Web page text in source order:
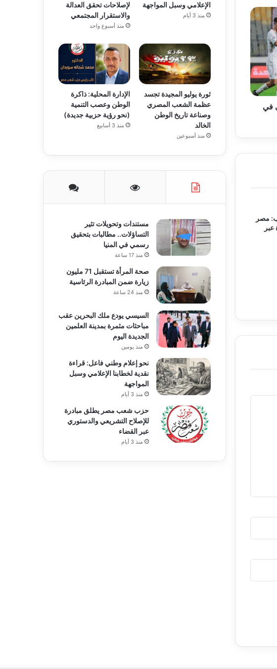
في
مصر
عبر
الإعلامي وسبل المواجهة
منذ 3 أيام
لإصلاحات تحقق العدالة
والاستقرار المجتمعي
منذ أسبوع واحد
ثورة يوليو المجيدة تجسد
عظمة الشعب المصري
وصناعة تاريخ الوطن
الخالد
منذ أسبوعين
الإدارة المحلية: ذاكرة
الوطن وعصب التنمية
(نحو رؤية حزبية جديدة)
منذ 3 أسابيع
مستندات وتحويلات تثير
التساؤلات.. مطالبات بتحقيق
رسمي في المنيا
منذ 17 ساعة
صحة المرأة تستقبل 71 مليون
زيارة ضمن المبادرة الرئاسية
منذ 24 ساعة
السيسي يودع ملك البحرين عقب
مباحثات مثمرة بمدينة العلمين
الجديدة اليوم
منذ يومين
نحو إعلام وطني فاعل: قراءة
نقدية لخطابنا الإعلامي وسبل
المواجهة
منذ 3 أيام
حزب شعب مصر يطلق مبادرة
للإصلاح التشريعي والدستوري
عبر القضاء
منذ 3 أيام